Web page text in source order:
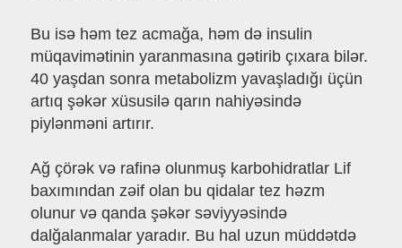
Bu isə həm tez acmağa, həm də insulin
müqavimətinin yaranmasına gətirib çıxara bilər.
40 yaşdan sonra metabolizm yavaşladığı üçün
artıq şəkər xüsusilə qarın nahiyəsində
piylənməni artırır.
Ağ çörək və rafinə olunmuş karbohidratlar Lif
baxımından zəif olan bu qidalar tez həzm
olunur və qanda şəkər səviyyəsində
dalğalanmalar yaradır. Bu hal uzun müddətdə